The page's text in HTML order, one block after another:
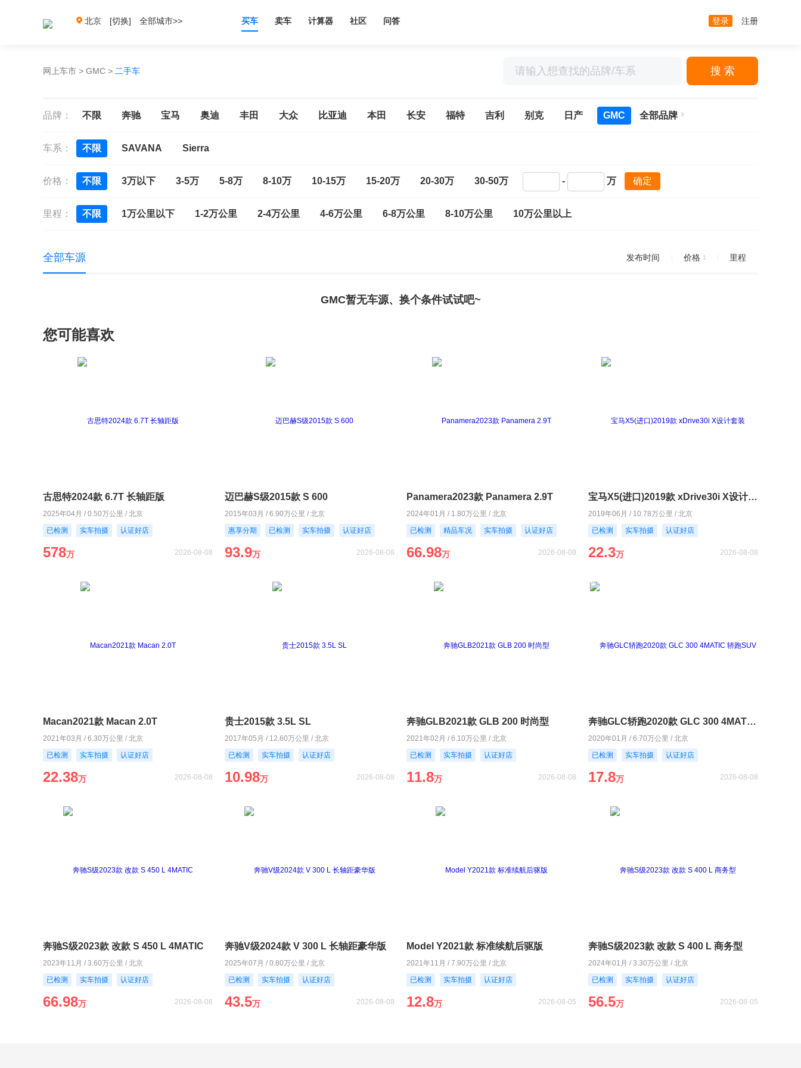
北京 [切换] 全部城市>> 买车 卖车 计算器 社区 问答 登录 注册
网上车市 > GMC > 二手车 搜 索
品牌： 不限 奔驰 宝马 奥迪 丰田 大众 比亚迪 本田 长安 福特 吉利 别克 日产 GMC 全部品牌
车系： 不限 SAVANA Sierra
价格： 不限 3万以下 3-5万 5-8万 8-10万 10-15万 15-20万 20-30万 30-50万 - 万 确定
里程： 不限 1万公里以下 1-2万公里 2-4万公里 4-6万公里 6-8万公里 8-10万公里 10万公里以上
全部车源 发布时间 价格 里程
GMC暂无车源、换个条件试试吧~
您可能喜欢
古思特2024款 6.7T 长轴距版
2025年04月 / 0.50万公里 / 北京
已检测
实车拍摄 认证好店
578万 2026-08-08
迈巴赫S级2015款 S 600
2015年03月 / 6.90万公里 / 北京
惠享分期
已检测 实车拍摄 认证好店
93.9万 2026-08-08
Panamera2023款 Panamera 2.9T
2024年01月 / 1.80万公里 / 北京
已检测
精品车况 实车拍摄 认证好店
66.98万 2026-08-08
宝马X5(进口)2019款 xDrive30i X设计套装
2019年06月 / 10.78万公里 / 北京
已检测
实车拍摄 认证好店
22.3万 2026-08-08
Macan2021款 Macan 2.0T
2021年03月 / 6.30万公里 / 北京
已检测
实车拍摄 认证好店
22.38万 2026-08-08
贵士2015款 3.5L SL
2017年05月 / 12.60万公里 / 北京
已检测
实车拍摄 认证好店
10.98万 2026-08-08
奔驰GLB2021款 GLB 200 时尚型
2021年02月 / 6.10万公里 / 北京
已检测
实车拍摄 认证好店
11.8万 2026-08-08
奔驰GLC轿跑2020款 GLC 300 4MATIC 轿跑SUV
2020年01月 / 6.70万公里 / 北京
已检测
实车拍摄 认证好店
17.8万 2026-08-08
奔驰S级2023款 改款 S 450 L 4MATIC
2023年11月 / 3.60万公里 / 北京
已检测
实车拍摄 认证好店
66.98万 2026-08-08
奔驰V级2024款 V 300 L 长轴距豪华版
2025年07月 / 0.80万公里 / 北京
已检测
实车拍摄 认证好店
43.5万 2026-08-08
Model Y2021款 标准续航后驱版
2021年11月 / 7.90万公里 / 北京
已检测
实车拍摄 认证好店
12.8万 2026-08-05
奔驰S级2023款 改款 S 400 L 商务型
2024年01月 / 3.30万公里 / 北京
已检测
实车拍摄 认证好店
56.5万 2026-08-05